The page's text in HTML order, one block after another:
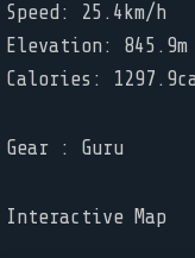
Speed: 25.4km/h
Elevation: 845.9m
Calories:
Gear : Guru
Interactive Map